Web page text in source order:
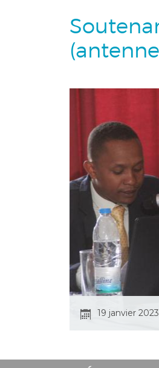
19 janvier 2023